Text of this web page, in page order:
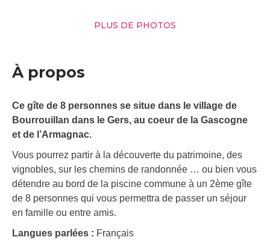
PLUS DE PHOTOS
À propos
Ce gîte de 8 personnes se situe dans le village de
Bourrouillan dans le Gers, au coeur de la Gascogne
et de l’Armagnac.
Vous pourrez partir à la découverte du patrimoine, des
vignobles, sur les chemins de randonnée … ou bien vous
détendre au bord de la piscine commune à un 2ème gîte
de 8 personnes qui vous permettra de passer un séjour
en famille ou entre amis.
Langues parlées : Français